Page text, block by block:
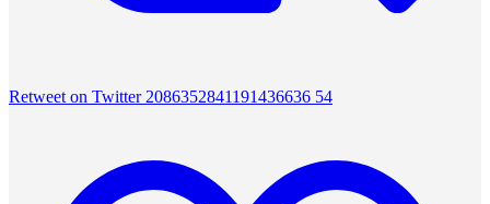
Retweet on Twitter 2086352841191436636 54